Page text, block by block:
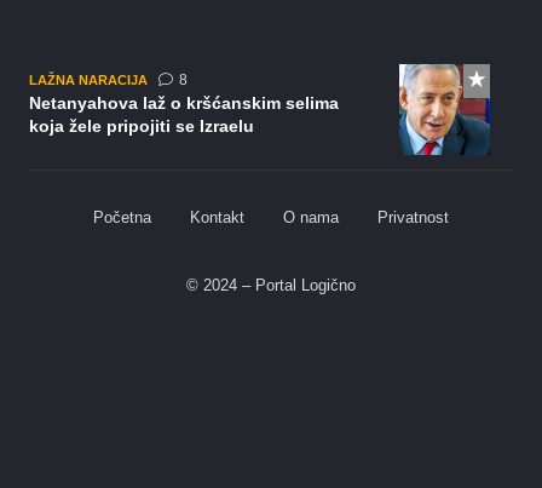
LAŽNA NARACIJA 8komentara
Netanyahova laž o kršćanskim selima
koja žele pripojiti se Izraelu
Početna Kontakt O nama Privatnost
© 2024 – Portal Logično